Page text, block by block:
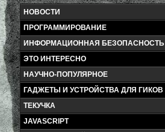
НОВОСТИ
ПРОГРАММИРОВАНИЕ
ИНФОРМАЦИОННАЯ БЕЗОПАСНОСТЬ
ЭТО ИНТЕРЕСНО
НАУЧНО-ПОПУЛЯРНОЕ
ГАДЖЕТЫ И УСТРОЙСТВА ДЛЯ ГИКОВ
ТЕКУЧКА
JAVASCRIPT